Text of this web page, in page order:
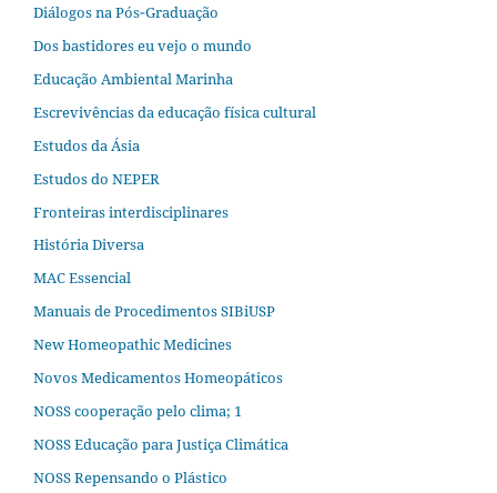
Diálogos na Pós‐Graduação
Dos bastidores eu vejo o mundo
Educação Ambiental Marinha
Escrevivências da educação física cultural
Estudos da Ásia​
Estudos do NEPER
Fronteiras interdisciplinares
História Diversa
MAC Essencial
Manuais de Procedimentos SIBiUSP
New Homeopathic Medicines
Novos Medicamentos Homeopáticos
NOSS cooperação pelo clima; 1
NOSS Educação para Justiça Climática
NOSS Repensando o Plástico